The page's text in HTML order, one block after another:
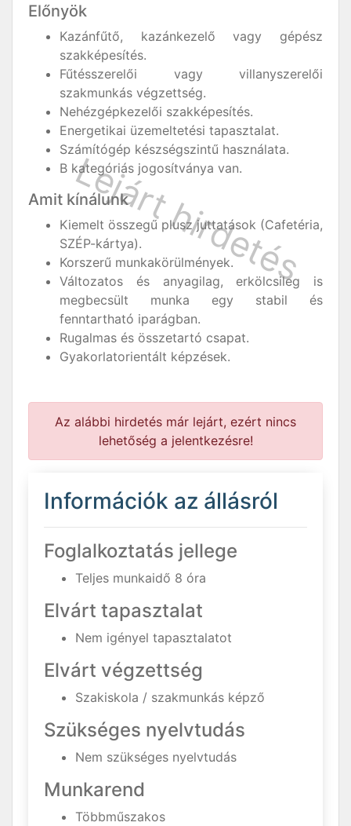
Előnyök
Kazánfűtő, kazánkezelő vagy gépész
szakképesítés.
Fűtésszerelői vagy villanyszerelői
szakmunkás végzettség.
Nehézgépkezelői szakképesítés.
Energetikai üzemeltetési tapasztalat.
Számítógép készségszintű használata.
B kategóriás jogosítványa van.
Amit kínálunk
Kiemelt összegű plusz juttatások (Cafetéria,
SZÉP-kártya).
Korszerű munkakörülmények.
Változatos és anyagilag, erkölcsileg is
megbecsült munka egy stabil és
fenntartható iparágban.
Rugalmas és összetartó csapat.
Gyakorlatorientált képzések.
Az alábbi hirdetés már lejárt, ezért nincs
lehetőség a jelentkezésre!
Információk az állásról
Foglalkoztatás jellege
Teljes munkaidő 8 óra
Elvárt tapasztalat
Nem igényel tapasztalatot
Elvárt végzettség
Szakiskola / szakmunkás képző
Szükséges nyelvtudás
Nem szükséges nyelvtudás
Munkarend
Többműszakos